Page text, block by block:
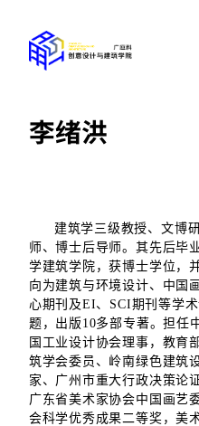
李绪洪
建筑学三级教授、文博
师、博士后导师。其先后毕
学建筑学院，获博士学位，
向为建筑与环境设计、中国
心期刊及EI、SCI期刊等学
题，出版10多部专著。担任
国工业设计协会理事，教育
筑学会委员、岭南绿色建筑
家、广州市重大行政决策论
广东省美术家协会中国画艺
会科学优秀成果二等奖，美